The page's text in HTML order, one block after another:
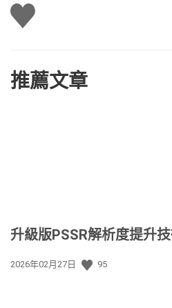
讚
推薦文章
升級版PSSR解析度提升
發
2026年02月27日 95